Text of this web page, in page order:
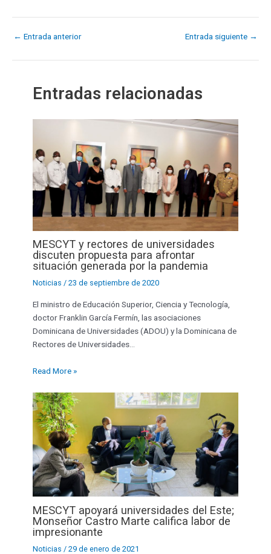
← Entrada anterior Entrada siguiente →
Entradas relacionadas
MESCYT y rectores de universidades
discuten propuesta para afrontar
situación generada por la pandemia
Noticias /23 de septiembre de 2020
El ministro de Educación Superior, Ciencia y Tecnología,
doctor Franklin García Fermín, las asociaciones
Dominicana de Universidades (ADOU) y la Dominicana de
Rectores de Universidades…
Read More »
MESCYT apoyará universidades del Este;
Monseñor Castro Marte califica labor de
impresionante
Noticias /29 de enero de 2021